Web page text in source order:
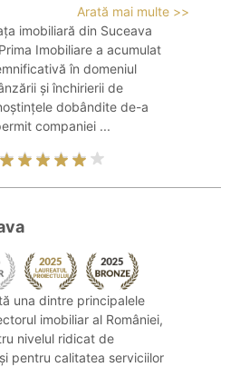
Arată mai multe >>
imobiliară din Suceava
Imobiliare a acumulat
în domeniul
și închirierii de
dobândite de-a
companiei ...
una dintre principalele
imobiliar al României,
nivelul ridicat de
pentru calitatea serviciilor